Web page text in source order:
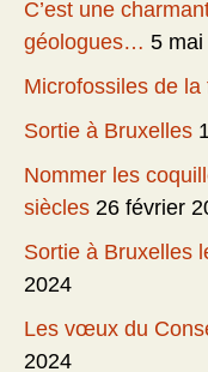
C’est une
géologues… 5
Microfossiles de la
Sortie à Bruxelles
Nommer les
siècles 26 février
Sortie à Bruxelles
2024
Les vœux du
2024